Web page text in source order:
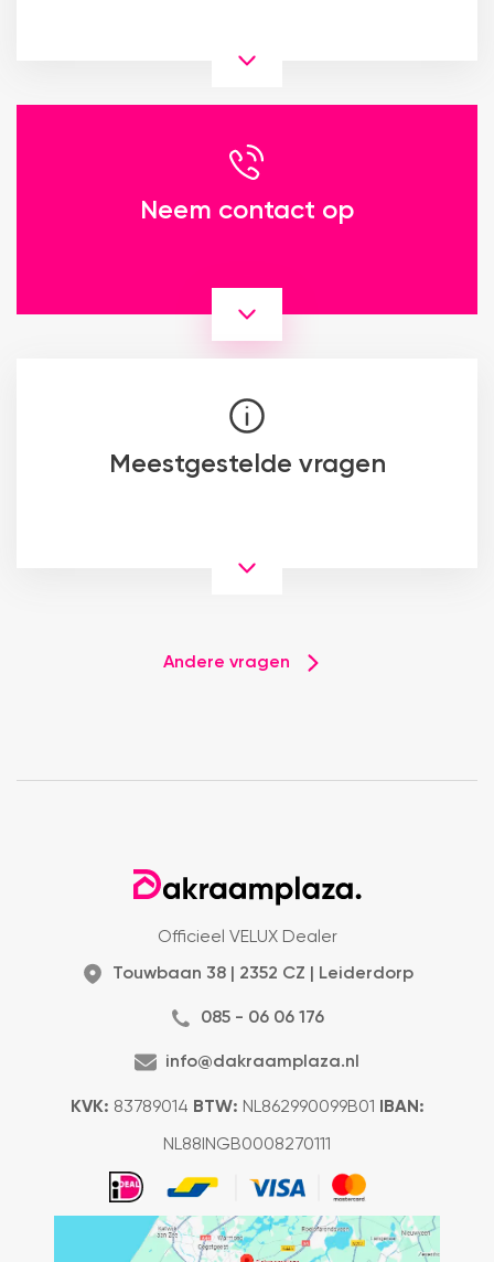
Neem contact op
Meestgestelde vragen
Andere vragen
Officieel VELUX Dealer
Touwbaan 38 | 2352 CZ | Leiderdorp
085 - 06 06 176
info@dakraamplaza.nl
KVK: 83789014 BTW: NL862990099B01 IBAN:
NL88INGB0008270111